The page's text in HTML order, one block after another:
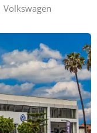
Volkswagen